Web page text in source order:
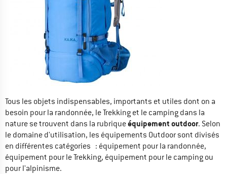
Tous les objets indispensables, importants et utiles dont on a
besoin pour la randonnée, le Trekking et le camping dans la
nature se trouvent dans la rubriqueéquipement outdoor. Selon
le domaine d'utilisation, les équipements Outdoor sont divisés
en différentes catégories : équipement pour la randonnée,
équipement pour le Trekking, équipement pour le camping ou
pour l'alpinisme.